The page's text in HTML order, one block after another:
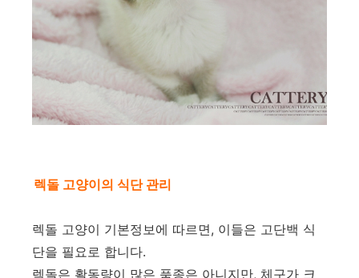
렉돌 고양이의 식단 관리
렉돌 고양이 기본정보에 따르면, 이들은 고단백 식
단을 필요로 합니다.
렉돌은 활동량이 많은 품종은 아니지만, 체구가 크